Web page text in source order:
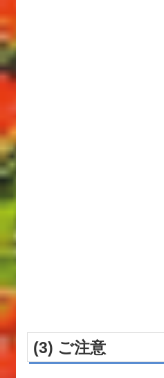
(3) ご注意